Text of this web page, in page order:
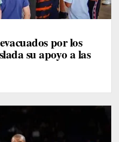
por los
su apoyo a las